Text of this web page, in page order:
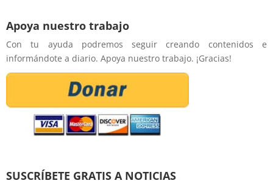
Apoya nuestro trabajo
Con tu ayuda podremos seguir creando contenidos e
informándote a diario. Apoya nuestro trabajo. ¡Gracias!
SUSCRÍBETE GRATIS A NOTICIAS